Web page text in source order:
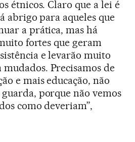
étnicos. Claro que a lei é
abrigo para aqueles que
a prática, mas há
fortes que geram
e levarão muito
Precisamos de
e mais educação, não
porque não vemos
como deveriam”,